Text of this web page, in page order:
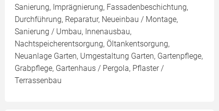
Sanierung, Imprägnierung, Fassadenbeschichtung,
Durchführung, Reparatur, Neueinbau / Montage,
Sanierung / Umbau, Innenausbau,
Nachtspeicherentsorgung, Öltankentsorgung,
Neuanlage Garten, Umgestaltung Garten, Gartenpflege,
Grabpflege, Gartenhaus / Pergola, Pflaster /
Terrassenbau